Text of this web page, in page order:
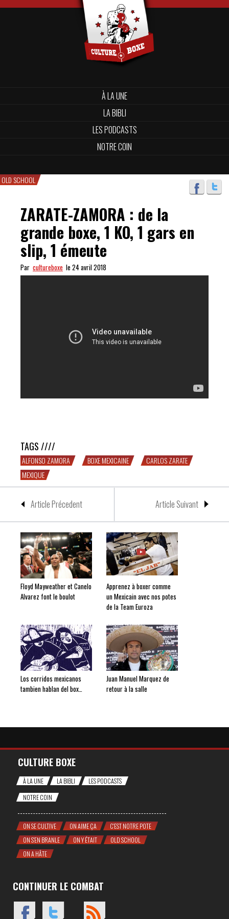
À LA UNE
LA BIBLI
LES PODCASTS
NOTRE COIN
OLD SCHOOL
ZARATE-ZAMORA : de la
grande boxe, 1 KO, 1 gars en
slip, 1 émeute
Par cultureboxe le 24 avril 2018
TAGS ////
ALFONSO ZAMORA BOXE MEXICAINE
CARLOS ZARATE
MEXIQUE
Article Précedent Article Suivant
Floyd Mayweather et Canelo
Alvarez font le boulot
Apprenez à boxer comme
un Mexicain avec nos potes
de la Team Euroza
Los corridos mexicanos
tambien hablan del box…
Juan Manuel Marquez de
retour à la salle
CULTURE BOXE
À LA UNE LA BIBLI
LES PODCASTS
NOTRE COIN
ON SE CULTIVE ON AIME ÇA
C'EST NOTRE POTE
ON S'EN BRANLE
ON Y ÉTAIT
OLD SCHOOL
ON A HÂTE
CONTINUER LE COMBAT